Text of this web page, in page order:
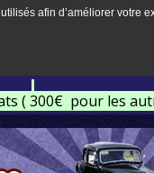
afin d’améliorer votre
( 300€ pour les